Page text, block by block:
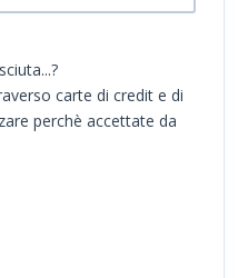
carte di credit e di
perchè accettate da